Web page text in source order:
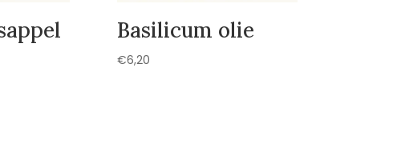
Basilicum olie
€6,20